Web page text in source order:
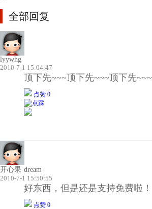
全部回复
lyywhg
2010-7-1 15:04:47
顶下先~~~顶下先~~~顶下先~~~
点赞 0
开心果-dream
2010-7-1 15:50:55
好东西，但是还是支持免费啦！
点赞 0